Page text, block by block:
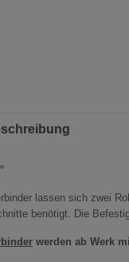
lassen sich zwei
benötigt. Die
werden ab Werk